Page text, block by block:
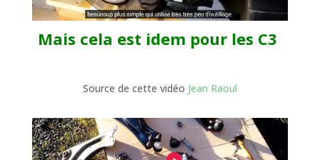
Mais cela est idem pour les C3
Source de cette vidéo Jean Raoul